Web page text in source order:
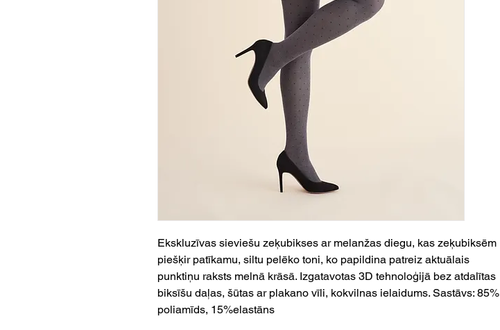
Ekskluzīvas sieviešu zeķubikses ar melanžas diegu, kas zeķubiksēm
piešķir patīkamu, siltu pelēko toni, ko papildina patreiz aktuālais
punktiņu raksts melnā krāsā. Izgatavotas 3D tehnoloģijā bez atdalītas
biksīšu daļas, šūtas ar plakano vīli, kokvilnas ielaidums. Sastāvs: 85%
poliamīds, 15%elastāns